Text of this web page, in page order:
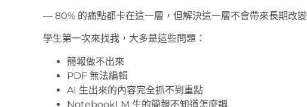
— 80% 的痛點都卡在這一層，但解決這一層不會帶來長期改變
學生第一次來找我，大多是這些問題：
簡報做不出來
PDF 無法編輯
AI 生出來的內容完全抓不到重點
NotebookLM 生的簡報不知道怎麼調